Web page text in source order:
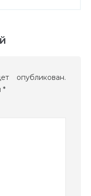
опубликован.
*